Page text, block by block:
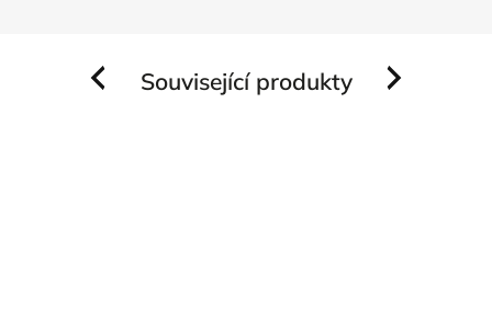
Související produkty
Previous Next